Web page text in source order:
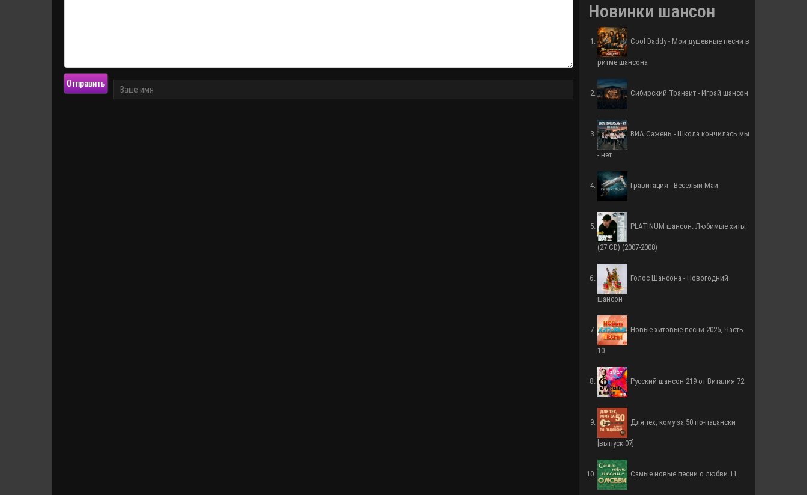
Отправить
Новинки шансон
Cool Daddy - Мои душевные песни в
ритме шансона
Сибирский Транзит - Играй шансон
ВИА Сажень - Школа кончилась мы
- нет
Гравитация - Весёлый Май
PLATINUM шансон. Любимые хиты
(27 СD) (2007-2008)
Голос Шансона - Новогодний
шансон
Новые хитовые песни 2025, Часть
10
Русский шансон 219 от Виталия 72
Для тех, кому за 50 по-пацански
[выпуск 07]
Самые новые песни о любви 11